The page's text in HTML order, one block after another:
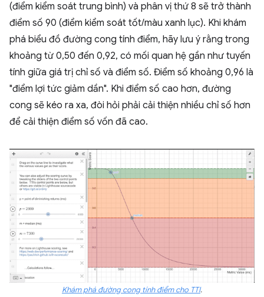
(điểm kiểm soát trung bình) và phân vị thứ 8 sẽ trở thành
điểm số 90 (điểm kiểm soát tốt/màu xanh lục). Khi khám
phá biểu đồ đường cong tính điểm, hãy lưu ý rằng trong
khoảng từ 0,50 đến 0,92, có mối quan hệ gần như tuyến
tính giữa giá trị chỉ số và điểm số. Điểm số khoảng 0,96 là
"điểm lợi tức giảm dần". Khi điểm số cao hơn, đường
cong sẽ kéo ra xa, đòi hỏi phải cải thiện nhiều chỉ số hơn
để cải thiện điểm số vốn đã cao.
Khám phá đường cong tính điểm cho TTI.